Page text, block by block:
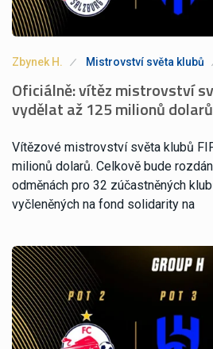
Zbynek H. Mistrovství světa klubů
Oficiálně: vítěz mistrovství
vydělat až 125 milionů dolarů
Vítězové mistrovství světa klubů
milionů dolarů. Celkově bude
odměnách pro 32 zúčastněných
vyčleněných na fond solidarity na